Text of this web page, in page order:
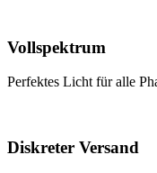
Vollspektrum
Perfektes Licht für alle
Diskreter Versand